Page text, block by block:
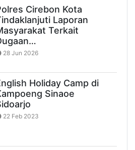
Cirebon Kota
Laporan
Terkait
28 Jun 2026
Holiday Camp di
Sinaoe
22 Feb 2023